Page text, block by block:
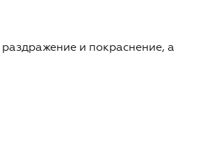
и покраснение, а